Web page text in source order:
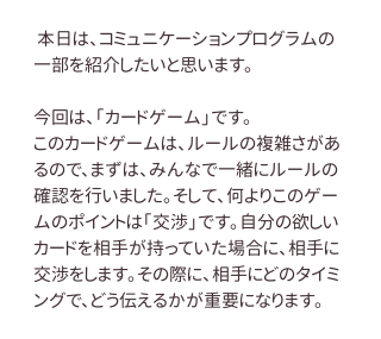
一部を紹介したいと思います。
今回は、「カードゲーム」です。
このカードゲームは、ルールの複雑さがあ
るので、まずは、みんなで一緒にルールの
確認を行いました。そして、何よりこのゲー
ムのポイントは「交渉」です。自分の欲しい
カードを相手が持っていた場合に、相手に
交渉をします。その際に、相手にどのタイミ
ングで、どう伝えるかが重要になります。